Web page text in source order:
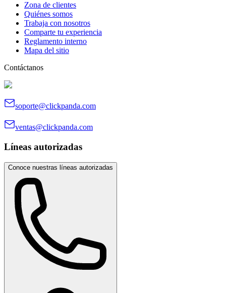
Zona de clientes
Quiénes somos
Trabaja con nosotros
Comparte tu experiencia
Reglamento interno
Mapa del sitio
Contáctanos
soporte@clickpanda.com
ventas@clickpanda.com
Líneas autorizadas
Conoce nuestras líneas autorizadas